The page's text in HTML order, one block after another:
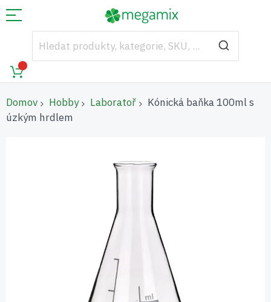
Domov Hobby Laboratoř
Kónická baňka 100ml s
úzkým hrdlem